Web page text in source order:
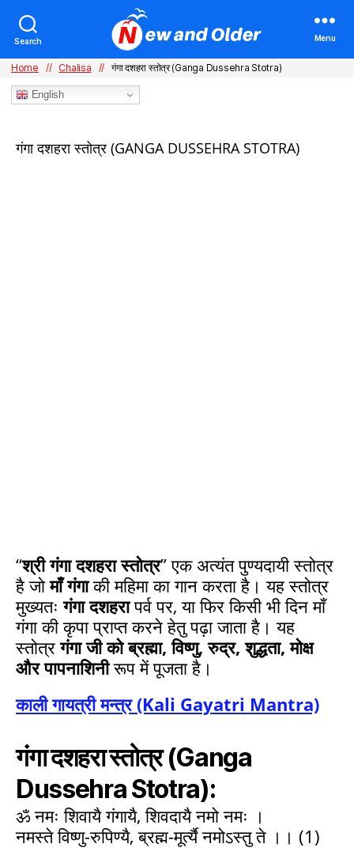
Search Menu
Home // Chalisa // गंगा दशहरा स्तोत्र (Ganga Dussehra Stotra)
English
Categories
गंगा दशहरा स्तोत्र (GANGA DUSSEHRA STOTRA)
“श्री गंगा दशहरा स्तोत्र” एक अत्यंत पुण्यदायी स्तोत्र
है जोमाँ गंगाकी महिमा का गान करता है। यह स्तोत्र
मुख्यतःगंगा दशहरापर्व पर, या फिर किसी भी दिन माँ
गंगा की कृपा प्राप्त करने हेतु पढ़ा जाता है। यह
स्तोत्रगंगा जी को ब्रह्मा, विष्णु, रुद्र, शुद्धता, मोक्ष
और पापनाशिनीरूप में पूजता है।
काली गायत्री मन्त्र (Kali Gayatri Mantra)
गंगा दशहरा स्तोत्र (Ganga
Dussehra Stotra):
ॐ नमः शिवायै गंगायै, शिवदायै नमो नमः ।
नमस्ते विष्णु-रुपिण्यै, ब्रह्म-मूर्त्यै नमोऽस्तु ते ।। (1)